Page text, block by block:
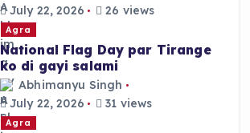
July 22, 2026
26 views
Agra
National Flag Day par Tirange
ko di gayi salami
Abhimanyu Singh
July 22, 2026
31 views
Agra